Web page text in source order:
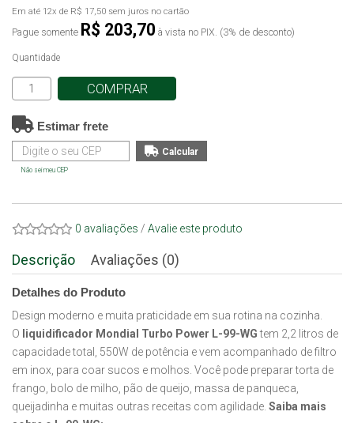
Em até 12x de R$ 17,50 sem juros no cartão
Pague somente R$ 203,70 à vista no PIX. (3% de desconto)
Quantidade
COMPRAR
Estimar frete
Não sei meu CEP
0 avaliações / Avalie este produto
Descrição Avaliações (0)
Detalhes do Produto
Design moderno e muita praticidade em sua rotina na cozinha.
O liquidificador Mondial Turbo Power L-99-WGtem 2,2 litros de
capacidade total, 550W de potência e vem acompanhado de filtro
em inox, para coar sucos e molhos. Você pode preparar torta de
frango, bolo de milho, pão de queijo, massa de panqueca,
queijadinha e muitas outras receitas com agilidade. Saiba mais